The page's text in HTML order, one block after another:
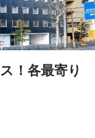
！各最寄り